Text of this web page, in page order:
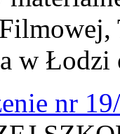
w Łodzi
nr